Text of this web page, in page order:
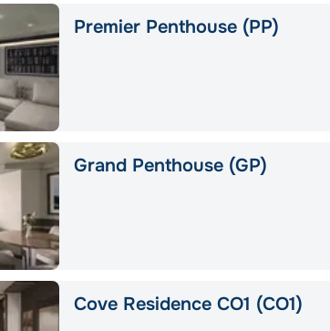
Premier Penthouse (PP)
Grand Penthouse (GP)
Cove Residence CO1 (CO1)